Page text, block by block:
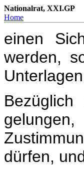
Nationalrat, XXI.GP
Home
einen
werden,
dürfen,